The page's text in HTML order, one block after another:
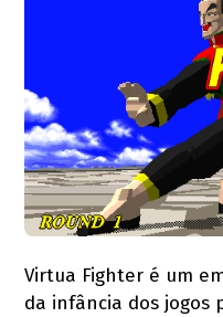
Virtua Fighter é um
da infância dos jogos